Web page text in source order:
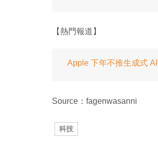
【熱門報道】
Apple 下年不推生成式
Source：fagenwasanni
科技